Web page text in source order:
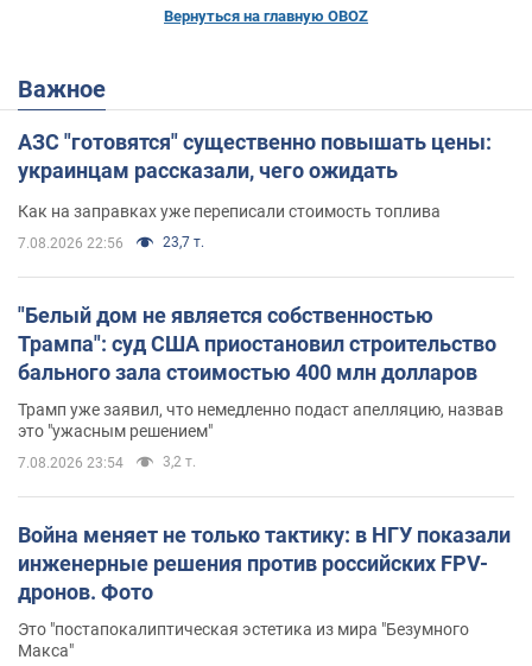
Вернуться на главную OBOZ
Важное
АЗС "готовятся" существенно повышать цены:
украинцам рассказали, чего ожидать
Как на заправках уже переписали стоимость топлива
7.08.2026 22:56 23,7 т.
"Белый дом не является собственностью
Трампа": суд США приостановил строительство
бального зала стоимостью 400 млн долларов
Трамп уже заявил, что немедленно подаст апелляцию, назвав
это "ужасным решением"
7.08.2026 23:54 3,2 т.
Война меняет не только тактику: в НГУ показали
инженерные решения против российских FPV-
дронов. Фото
Это "постапокалиптическая эстетика из мира "Безумного
Макса"